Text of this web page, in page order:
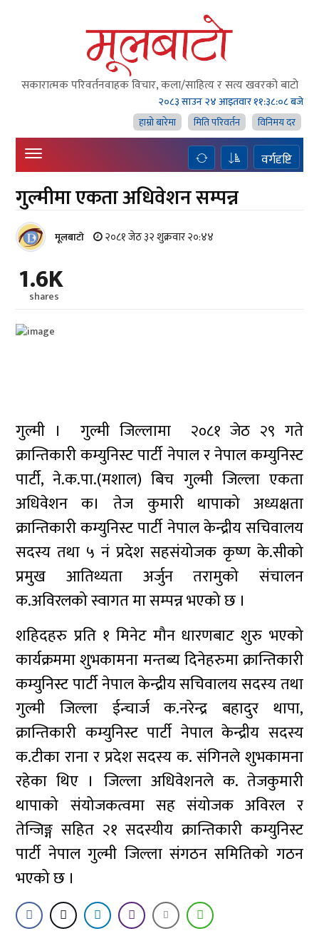
सकारात्मक परिवर्तनवाहक विचार, कला/साहित्य र सत्य खवरको बाटाे
२०८३ साउन २४ आइतवार११:३८:०९ बजे
हाम्राे बारेमा
मिति परिवर्तन विनिमय दर
वर्गदृष्टि
गुल्मीमा एकता अधिवेशन सम्पन्न
मूलबाटाे २०८१ जेठ ३२ शुक्रवार २०:४४
1.6K
shares
गुल्मी । गुल्मी जिल्लामा २०८१ जेठ २९ गते
क्रान्तिकारी कम्युनिस्ट पार्टी नेपाल र नेपाल कम्युनिस्ट
पार्टी, ने.क.पा.(मशाल) बिच गुल्मी जिल्ला एकता
अधिवेशन क। तेज कुमारी थापाको अध्यक्षता
क्रान्तिकारी कम्युनिस्ट पार्टी नेपाल केन्द्रीय सचिवालय
सदस्य तथा ५ नं प्रदेश सहसंयोजक कृष्ण के.सीको
प्रमुख आतिथ्यता अर्जुन तरामुको संचालन
क.अविरलको स्वागत मा सम्पन्न भएको छ ।
शहिदहरु प्रति १ मिनेट मौन धारणबाट शुरु भएको
कार्यक्रममा शुभकामना मन्तब्य दिनेहरुमा क्रान्तिकारी
कम्युनिस्ट पार्टी नेपाल केन्द्रीय सचिवालय सदस्य तथा
गुल्मी जिल्ला ईन्चार्ज क.नरेन्द्र बहादुर थापा,
क्रान्तिकारी कम्युनिस्ट पार्टी नेपाल केन्द्रीय सदस्य
क.टीका राना र प्रदेश सदस्य क. संगिनले शुभकामना
रहेका थिए । जिल्ला अधिवेशनले क. तेजकुमारी
थापाको संयोजकत्वमा सह संयोजक अविरल र
तेन्जिङ्ग सहित २१ सदस्यीय क्रान्तिकारी कम्युनिस्ट
पार्टी नेपाल गुल्मी जिल्ला संगठन समितिको गठन
भएको छ ।